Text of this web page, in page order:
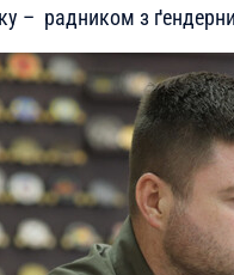
– радником з